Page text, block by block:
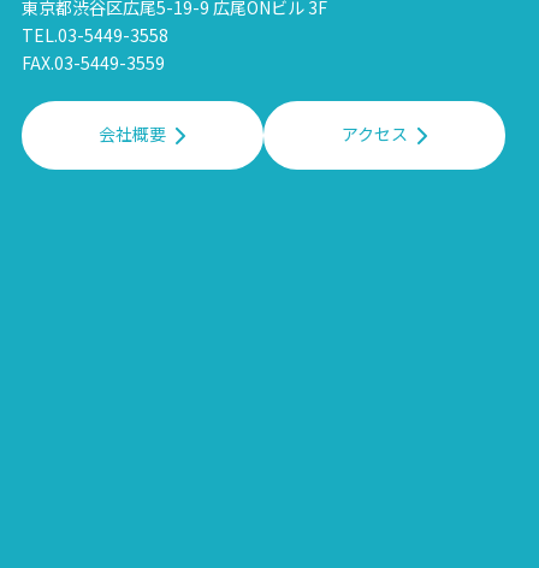
東京都渋谷区広尾5-19-9 広尾ONビル 3F
TEL.03-5449-3558
FAX.03-5449-3559
会社概要 アクセス